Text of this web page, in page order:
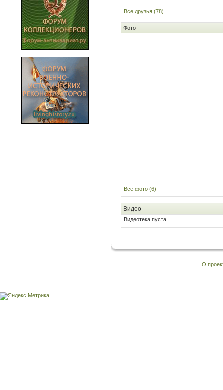
Все друзья (78)
Фото
Все фото (6)
Видео
Видеотека пуста
О